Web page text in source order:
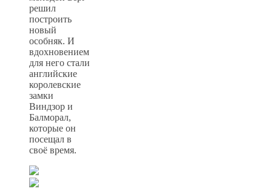
решил
построить
новый
особняк. И
вдохновением
для него стали
английские
королевские
замки
Виндзор и
Балморал,
которые он
посещал в
своё время.